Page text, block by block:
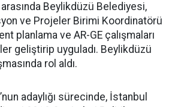
arasında Beylikdüzü Belediyesi,
ve Projeler Birimi Koordinatörü
planlama ve AR-GE çalışmaları
geliştirip uyguladı. Beylikdüzü
rol aldı.
adaylığı sürecinde, İstanbul